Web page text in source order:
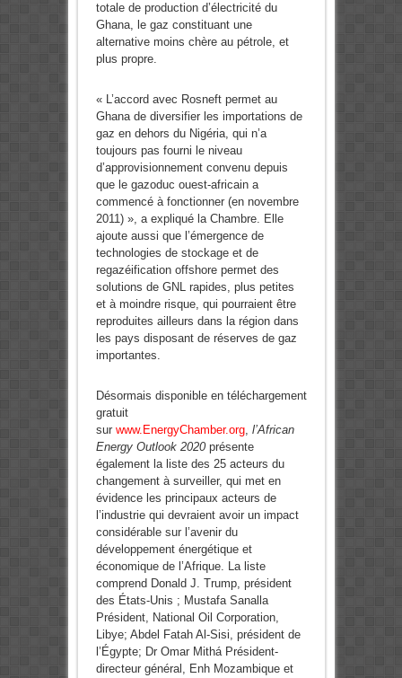
totale de production d’électricité du
Ghana, le gaz constituant une
alternative moins chère au pétrole, et
plus propre.
« L’accord avec Rosneft permet au
Ghana de diversifier les importations de
gaz en dehors du Nigéria, qui n’a
toujours pas fourni le niveau
d’approvisionnement convenu depuis
que le gazoduc ouest-africain a
commencé à fonctionner (en novembre
2011) », a expliqué la Chambre. Elle
ajoute aussi que l’émergence de
technologies de stockage et de
regazéification offshore permet des
solutions de GNL rapides, plus petites
et à moindre risque, qui pourraient être
reproduites ailleurs dans la région dans
les pays disposant de réserves de gaz
importantes.
Désormais disponible en téléchargement
gratuit
sur www.EnergyChamber.org, l’African
Energy Outlook 2020présente
également la liste des 25 acteurs du
changement à surveiller, qui met en
évidence les principaux acteurs de
l’industrie qui devraient avoir un impact
considérable sur l’avenir du
développement énergétique et
économique de l’Afrique. La liste
comprend Donald J. Trump, président
des États-Unis ; Mustafa Sanalla
Président, National Oil Corporation,
Libye; Abdel Fatah Al-Sisi, président de
l’Égypte; Dr Omar Mithá Président-
directeur général, Enh Mozambique et